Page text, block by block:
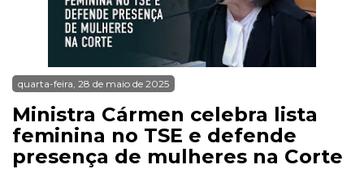
quarta-feira, 28 de maio de 2025
Ministra Cármen celebra lista
feminina no TSE e defende
presença de mulheres na Corte